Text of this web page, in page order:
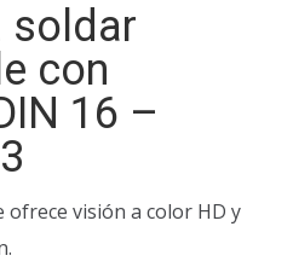
soldar
con
16 –
ofrece visión a color HD y